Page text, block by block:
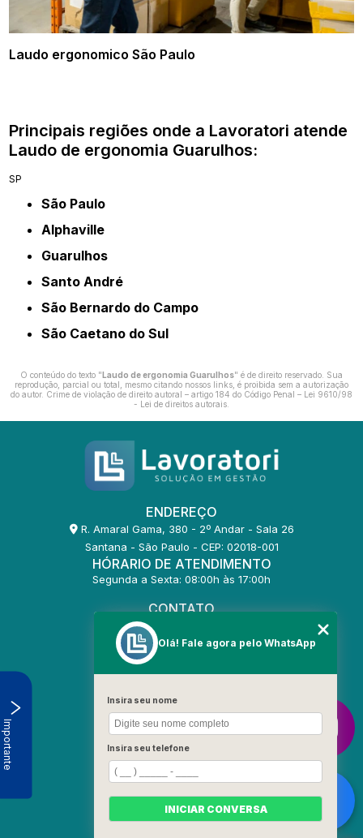
Laudo ergonomico São Paulo
Principais regiões onde a Lavoratori atende
Laudo de ergonomia Guarulhos:
SP
São Paulo
Alphaville
Guarulhos
Santo André
São Bernardo do Campo
São Caetano do Sul
O conteúdo do texto "Laudo de ergonomia Guarulhos" é de direito reservado. Sua
reprodução, parcial ou total, mesmo citando nossos links, é proibida sem a autorização
do autor. Crime de violação de direito autoral – artigo 184 do Código Penal – Lei 9610/98
- Lei de direitos autorais
ENDEREÇO
R. Amaral Gama, 380 - 2º Andar - Sala 26
Santana - São Paulo - CEP: 02018-001
HÓRARIO DE ATENDIMENTO
Segunda a Sexta: 08:00h às 17:00h
CONTATO
(11) 2255-6336
(11) 2255-7021
comercial@lavoratori.com.br
HOME
QUEM SOMOS
SERVIÇOS
BLOG
AGENDAMENTO
ORÇAMENTO
CONTATO
Importante
Olá! Fale agora pelo WhatsApp
Insira seu nome
Insira seu telefone
INICIAR CONVERSA